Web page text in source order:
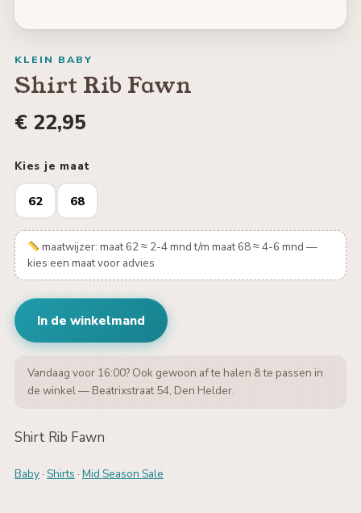
KLEIN BABY
Shirt Rib Fawn
€ 22,95
Kies je maat
62 68
maatwijzer: maat 62 ≈ 2-4 mnd t/m maat 68 ≈ 4-6 mnd —
kies een maat voor advies
In de winkelmand
Vandaag voor 16:00? Ook gewoon af te halen & te passen in
de winkel — Beatrixstraat 54, Den Helder.
Shirt Rib Fawn
Baby· Shirts · Mid Season Sale